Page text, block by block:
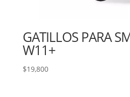
GATILLOS PARA
W11+
$19,800